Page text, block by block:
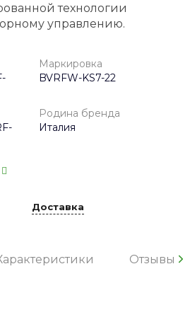
технологии
управлению.
Маркировка
BVRFW-KS7-22
Родина бренда
Италия
Доставка
Отзывы